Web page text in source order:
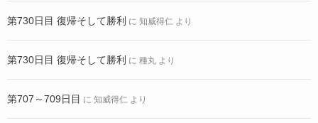
第730日目 復帰そして勝利 に 知威得仁 より
第730日目 復帰そして勝利 に 種丸 より
第707～709日目 に 知威得仁 より